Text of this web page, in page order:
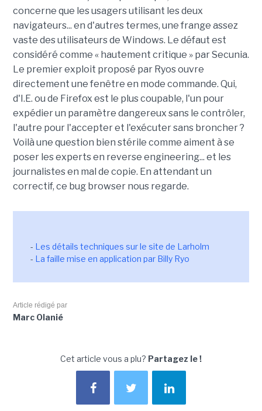
concerne que les usagers utilisant les deux
navigateurs... en d'autres termes, une frange assez
vaste des utilisateurs de Windows. Le défaut est
considéré comme « hautement critique » par Secunia.
Le premier exploit proposé par Ryos ouvre
directement une fenêtre en mode commande. Qui,
d'I.E. ou de Firefox est le plus coupable, l'un pour
expédier un paramètre dangereux sans le contrôler,
l'autre pour l'accepter et l'exécuter sans broncher ?
Voilà une question bien stérile comme aiment à se
poser les experts en reverse engineering... et les
journalistes en mal de copie. En attendant un
correctif, ce bug browser nous regarde.
- Les détails techniques sur le site de Larholm
- La faille mise en application par Billy Ryo
Article rédigé par
Marc Olanié
Cet article vous a plu? Partagez le !